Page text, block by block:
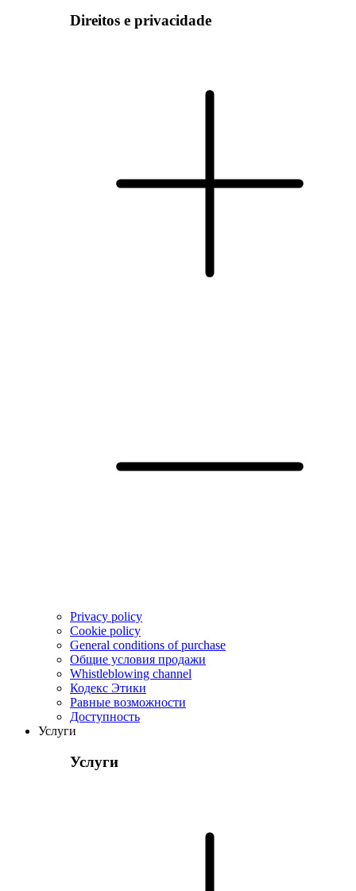
Direitos e privacidade
Privacy policy
Cookie policy
General conditions of purchase
Общие условия продажи
Whistleblowing channel
Кодекс Этики
Pавные возможности
Доступность
Услуги
Услуги